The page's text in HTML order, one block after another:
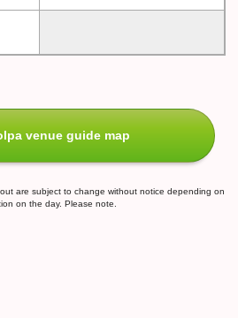
venue guide map
are subject to change without notice depending on
on the day. Please note.